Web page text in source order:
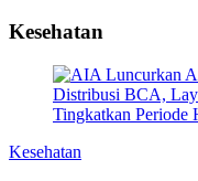
Kesehatan
Kesehatan